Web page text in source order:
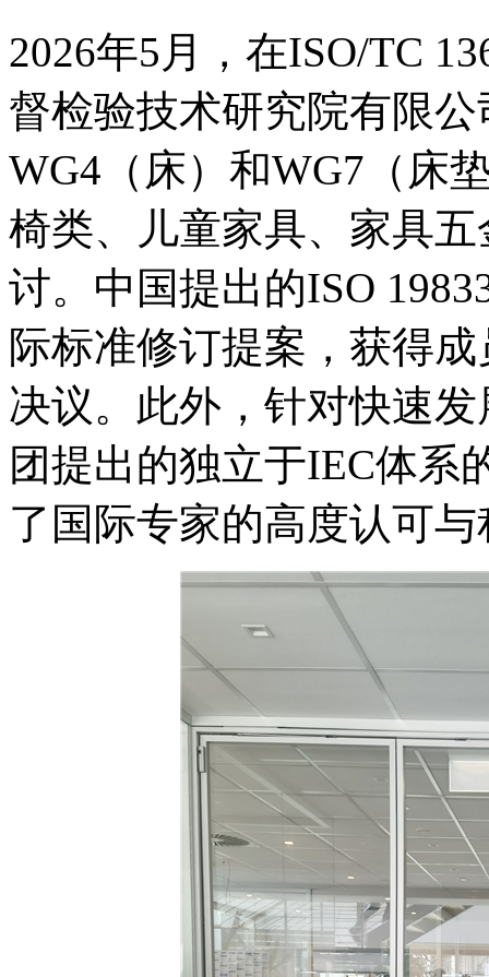
2026年5月，在ISO/TC
督检验技术研究院有限
WG4（床）和WG7（床
椅类、儿童家具、家具
讨。中国提出的ISO
际标准修订提案，获得
决议。此外，针对快速
团提出的独立于IEC体系
了国际专家的高度认可